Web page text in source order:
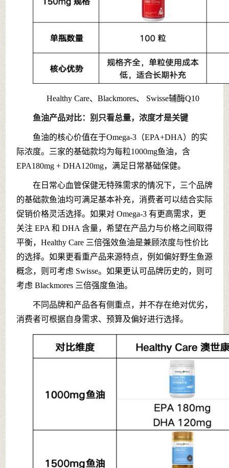
Healthy Care、Blackmores、 Swisse辅酶Q10
鱼油产品对比：别只看总量，浓度才是关键
鱼油的核心价值在于Omega-3（EPA+DHA）的实
际浓度。三家的基础款均为每粒1000mg鱼油，含
EPA180mg + DHA120mg，满足日常基础保健。
在日常心血管保健无特殊需求的情况下，三个品牌
的基础款鱼油均可满足基本补充，消费者可以结合实际
促销价格灵活选择。如果对 Omega-3 有更高需求，更
关注 EPA 和 DHA 含量，希望在产品力与价格之间取得
平衡，Healthy Care 三倍强效鱼油是兼顾浓度与性价比
的选择。如果更看重产品来源特点，例如偏好野生鱼源
概念，则可考虑 Swisse。如果更认可品牌历史的，则可
考虑 Blackmores 三倍强度鱼油。
不同品牌和产品各有侧重点，并不存在绝对优劣，
消费者可根据自身需求、预算及偏好进行选择。